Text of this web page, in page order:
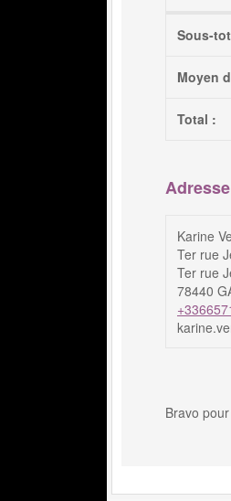
Sous-
Moyen
Total :
Karine
Ter rue
Ter rue
78440
Bravo